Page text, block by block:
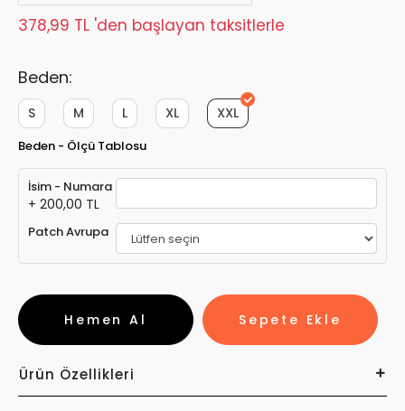
378,99 TL 'den başlayan taksitlerle
Beden:
XXL
XL
L
M
S
Beden - Ölçü Tablosu
İsim - Numara
+ 200,00 TL
Patch Avrupa
Sepete Ekle
Hemen Al
Ürün Özellikleri